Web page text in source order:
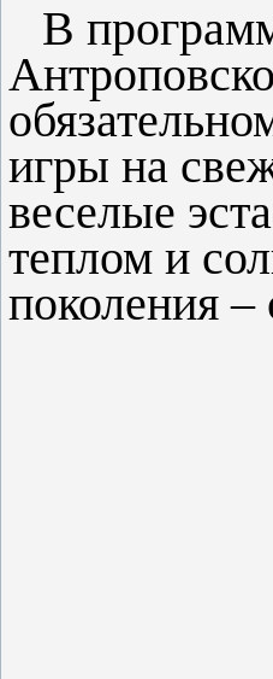
В
игры на
веселые
теплом и
поколения